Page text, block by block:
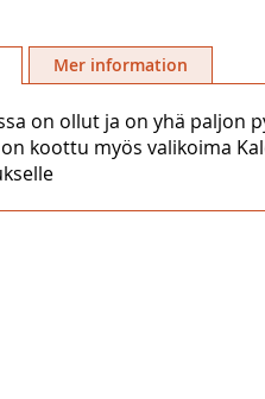
on ollut ja on yhä paljon
koottu myös valikoima
Mer information